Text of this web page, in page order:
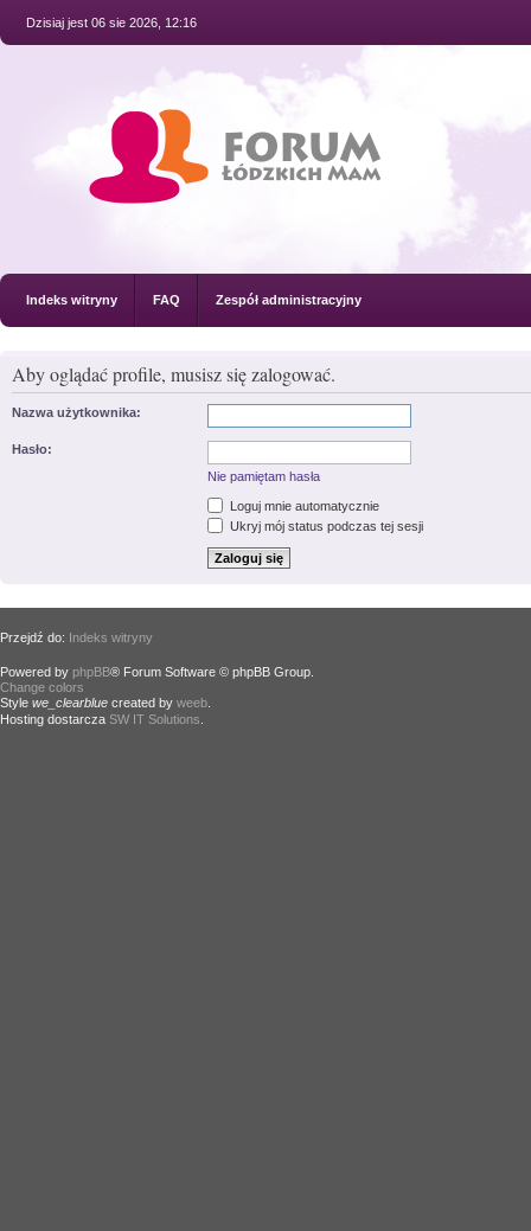
Dzisiaj jest 06 sie 2026, 12:16
Indeks witryny FAQ Zespół administracyjny
Aby oglądać profile, musisz się zalogować.
Nazwa użytkownika:
Hasło:
Nie pamiętam hasła
Loguj mnie automatycznie
Ukryj mój status podczas tej sesji
Przejdź do: Indeks witryny
Powered by phpBB® Forum Software © phpBB Group.
Change colors
Style we_clearblue created by weeb
Hosting dostarcza SW IT Solutions